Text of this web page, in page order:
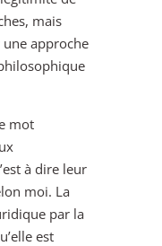
mais
approche
mot
à dire leur
moi. La
par la
est